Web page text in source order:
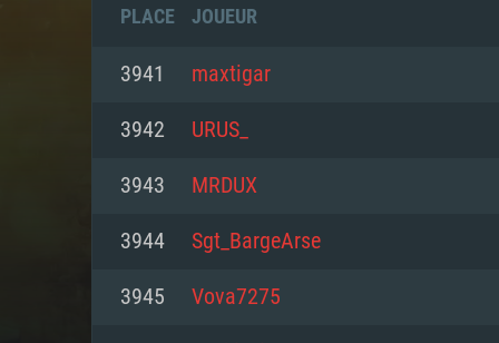
PLACE JOUEUR
3941 maxtigar
3942 URUS_
3943 MRDUX
3944 Sgt_BargeArse
3945 Vova7275